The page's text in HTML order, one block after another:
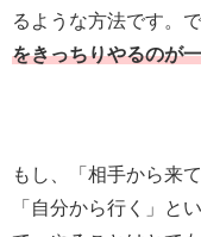
るような方法です。
をきっちりやるのが
もし、「相手から来
「自分から行く」と